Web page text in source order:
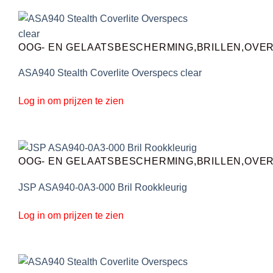
OOG- EN
ASA940 Stealth Coverlite Overspecs clear
Log in om prijzen te zien
OOG- EN
JSP ASA940-0A3-000 Bril Rookkleurig
Log in om prijzen te zien